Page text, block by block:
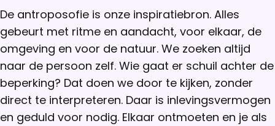
De antroposofie is onze inspiratiebron. Alles
gebeurt met ritme en aandacht, voor elkaar, de
omgeving en voor de natuur. We zoeken altijd
naar de persoon zelf. Wie gaat er schuil achter de
beperking? Dat doen we door te kijken, zonder
direct te interpreteren. Daar is inlevingsvermogen
en geduld voor nodig. Elkaar ontmoeten en je als